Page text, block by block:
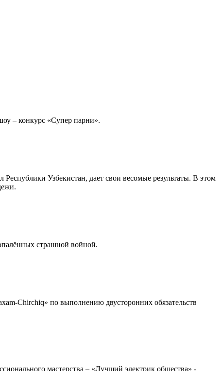
– конкурс «Супер парни».
Узбекистан, дает свои весомые результаты. В этом
страшной войной.
Chirchiq» по выполнению двусторонних обязательств
мастерства – «Лучший электрик общества» -